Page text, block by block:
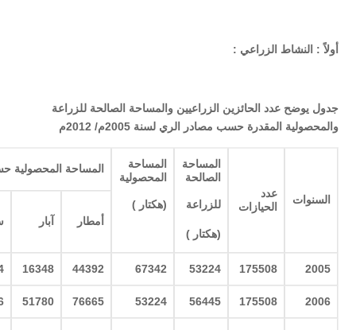
أولاً : النشاط الزراعي :
جدول يوضح عدد الحائزين الزراعيين والمساحة الصالحة للزراعة
والمحصولية المقدرة حسب مصادر الري لسنة 2005م/ 2012م
السنوات
عدد
الحيازات
المساحة
الصالحة
للزراعة
(هكتار )
المساحة
المحصولية
(هكتار )
المساحة المحصولية
أمطار آبار
2005
175508
53224
67342
44392
16348
2006
175508
56445
53224
76665
51780